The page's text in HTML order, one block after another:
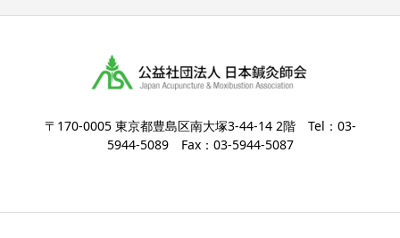
〒170-0005 東京都豊島区南大塚3-44-14 2階 Tel：03-
5944-5089 Fax：03-5944-5087